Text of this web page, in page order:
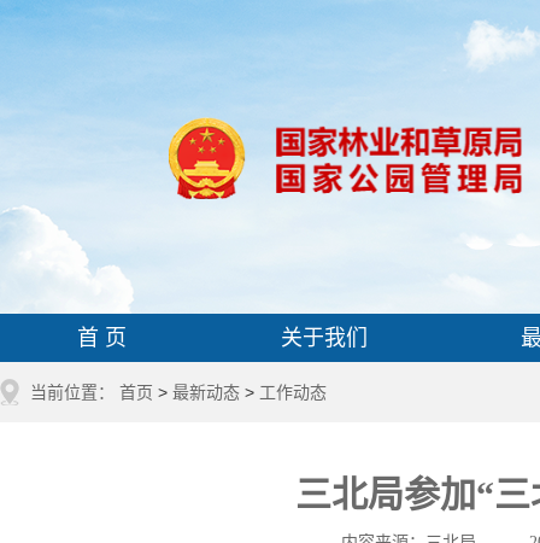
首 页 关于我们
当前位置： 首页 > 最新动态 > 工作动态
三北局参加“